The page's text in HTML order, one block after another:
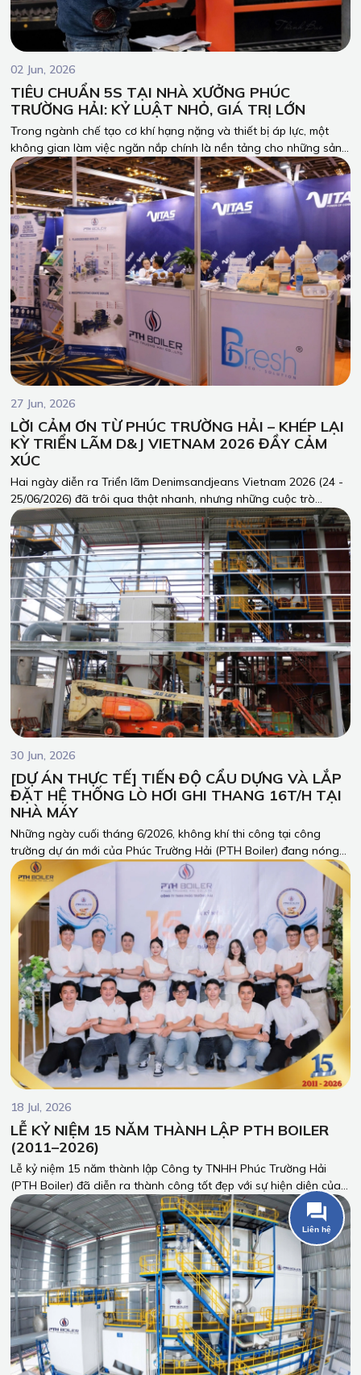
02 Jun, 2026
TIÊU CHUẨN 5S TẠI NHÀ XƯỞNG PHÚC
TRƯỜNG HẢI: KỶ LUẬT NHỎ, GIÁ TRỊ LỚN
Trong ngành chế tạo cơ khí hạng nặng và thiết bị áp lực, một
không gian làm việc ngăn nắp chính là nền tảng cho những sản
phẩm chuẩn xác và an toàn tuyệt đối. Tại Phúc Trường Hải, tiêu
chuẩn 5S (Sàng lọc - Sắp xếp - Sạch sẽ - Săn sóc - Sẵn sàng)
không chỉ là khẩu hiệu, mà là văn hóa cốt lõi và là thước đo cho
tính kỷ luật của toàn đội ngũ.
27 Jun, 2026
LỜI CẢM ƠN TỪ PHÚC TRƯỜNG HẢI – KHÉP LẠI
KỲ TRIỂN LÃM D&J VIETNAM 2026 ĐẦY CẢM
XÚC
Hai ngày diễn ra Triển lãm Denimsandjeans Vietnam 2026 (24 -
25/06/2026) đã trôi qua thật nhanh, nhưng những cuộc trò
chuyện, những chia sẻ giá trị và sự tin tưởng mà Quý khách
hàng, Quý đối tác dành cho Phúc Trường Hải (PTH Boiler) thì vẫn
còn vẹn nguyên giá trị.
30 Jun, 2026
[DỰ ÁN THỰC TẾ] TIẾN ĐỘ CẨU DỰNG VÀ LẮP
ĐẶT HỆ THỐNG LÒ HƠI GHI THANG 16T/H TẠI
NHÀ MÁY
Những ngày cuối tháng 6/2026, không khí thi công tại công
trường dự án mới của Phúc Trường Hải (PTH Boiler) đang nóng
hơn bao giờ hết. Đội ngũ của chúng tôi đang tập trung cao độ
để triển khai giai đoạn quan trọng nhất: Cẩu dựng và lắp đặt hệ
thống lò hơi ghi thang công suất lớn 16T/h, sẵn sàng đưa "trái
tim năng lượng" này vào hoạt động đúng tiến độ bàn giao cho
khách hàng.
18 Jul, 2026
LỄ KỶ NIỆM 15 NĂM THÀNH LẬP PTH BOILER
(2011–2026)
Lễ kỷ niệm 15 năm thành lập Công ty TNHH Phúc Trường Hải
(PTH Boiler) đã diễn ra thành công tốt đẹp với sự hiện diện của
Ban Lãnh đạo, Quý khách hàng, Quý đối tác cùng toàn thể cán
bộ công nhân viên Công ty.